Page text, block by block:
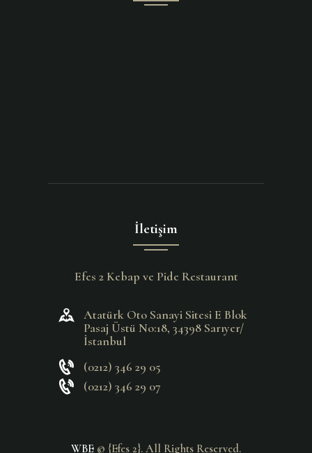
İletişim
Efes 2 Kebap ve Pide Restaurant
Atatürk Oto Sanayi Sitesi E Blok
Pasaj Üstü No:18, 34398 Sarıyer/
İstanbul
(0212) 346 29 05
(0212) 346 29 07
WBE © {Efes 2}. All Rights Reserved.